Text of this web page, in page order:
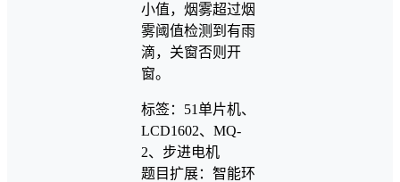
小值，烟雾超过烟
雾阈值检测到有雨
滴，关窗否则开
窗。
标签：51单片机、
LCD1602、MQ-
2、步进电机
题目扩展：智能环